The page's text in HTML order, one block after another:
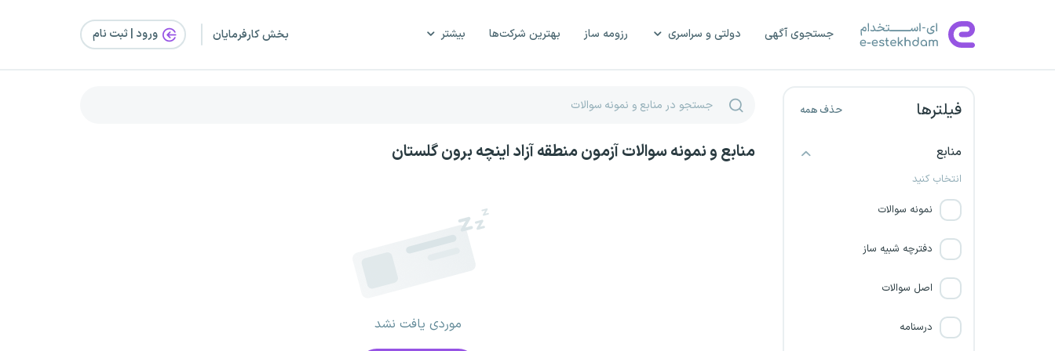
جستجوی آگهی دولتی و سراسری رزومه ساز بهترین شرکت‌ها بیشتر بخش کارفرمایان ورود | ثبت‌ نام
فیلترها حذف همه
منابع
انتخاب کنید
نمونه سوالات
دفترچه شبیه ساز
اصل سوالات
درسنامه
کنکور فرهنگیان
بانک توسعه تعاون
نیروگاه سیکل ترکیبی یزد
دانشگاه امام حسین
شرکت مترو منطقه اصفهان
منابع و نمونه سوالات آزمون منطقه آزاد اینچه برون گلستان
موردی یافت نشد